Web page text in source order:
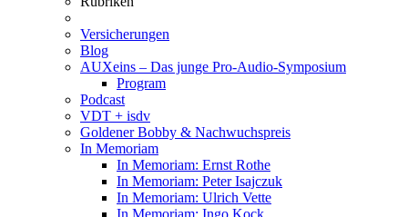
Versicherungen
Blog
AUXeins – Das junge Pro-Audio-Symposium
Program
Podcast
VDT + isdv
Goldener Bobby & Nachwuchspreis
In Memoriam
In Memoriam: Ernst Rothe
In Memoriam: Peter Isajczuk
In Memoriam: Ulrich Vette